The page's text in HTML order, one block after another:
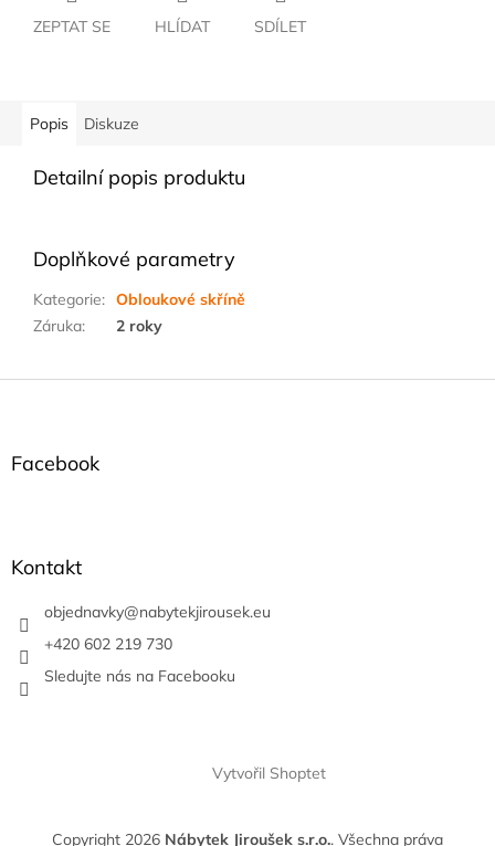
ZEPTAT SE HLÍDAT SDÍLET
Popis Diskuze
Detailní popis produktu
Doplňkové parametry
Kategorie: Obloukové skříně
Záruka: 2 roky
Facebook
Kontakt
objednavky@nabytekjirousek.eu
+420 602 219 730
Sledujte nás na Facebooku
Vytvořil Shoptet
Copyright 2026 Nábytek Jiroušek s.r.o.. Všechna práva